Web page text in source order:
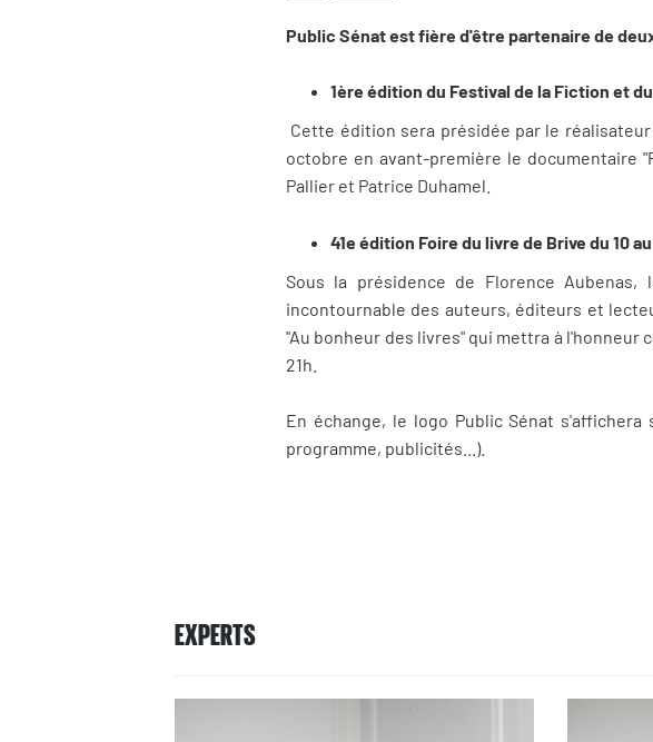
Public Sénat est fière d'être partenaire de
1ère édition du Festival de la Fiction et
Cette édition sera présidée par le
octobre en avant-première le documentaire
Pallier et Patrice Duhamel.
41e édition Foire du livre de Brive du 10
Sous la présidence de Florence
incontournable des auteurs, éditeurs et
"Au bonheur des livres" qui mettra à
21h.
En échange, le logo Public Sénat
programme, publicités...).
EXPERTS